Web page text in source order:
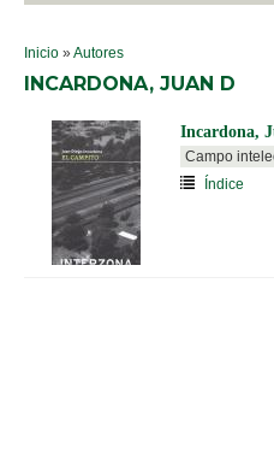
SE ENCUENTRA USTED AQUÍ
Inicio »Autores
INCARDONA, JUAN D
Incardona,
Campo
Índice